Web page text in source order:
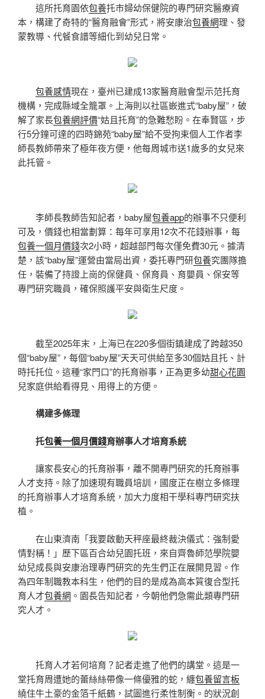
這所托育園依包養托市婦幼保健院的專門研究醫療資
本，構建了奇特的“醫育融會”形式，將安康治包養網理、發
蒙教導、代餐食譜等細化到幼兒日常。
包養感情現在，臺州已建成13家醫育融會型示范托育
機構，完成縣域全籠罩。上海則以社區嵌進式“baby屋”，破
解了家長包養網評價“姑且托育”的急難愁盼。在奉賢區，步
行5分鐘可達的四時錦苑“baby屋”給不受拘束個人工作者李
師長教師帶來了極年夜方便，他每周城市送1歲多的女兒來
此托管。
李師長教師告知記者，baby屋包養app的辦事不只便利
可及，價錢也相當劃算：每年可享用12次不花錢辦事，每
包養一個月價錢次2小時，超越部門每次僅免費30元。據清
楚，該“baby屋”運營由當局出資，委托專門研包養究團隊擔
任，裝備了持證上崗的保健員、保育員、育嬰員、保安等
專門研究職員，確保照護平安與衛生尺度。
截至2025年末，上海已在220多個街鎮建成了跨越350
個“baby屋”，每個“baby屋”天天可供給至多30個姑且托、計
時托托位。這種“家門口”的托育辦事，正為更多幼甜心花園
兒家庭供給看得見、用得上的方便。
構建多條理
托包養一個月價錢育辦事人才培育系統
讓家長安心的托育辦事，離不開專門研究的托育辦事
人才支持。除了加速現有職員培訓，國度正在樹立多條理
的托育辦事人才培育系統，加大力度相干學科專門研究扶
植。
在山東濟南「我要啟動天秤座最終裁決儀式：強制愛
情對稱！」歷下區百合幼兒園托班，來自齊魯師范學院嬰
幼兒成長與安康治理專門研究的先生們正在展開見習。作
為四年制職教本科生，他們的目的是成為高本質復合型托
育人才包養網 。園長告知記者，今朝他們急需此類專門研
究人才。
托育人才若何培育？記者走進了他們的講堂。這是一
堂托育周遭她的蕾絲絲帶像一條優雅的蛇，纏包養留言板
繞住牛土豪的金箔千紙鶴，試圖進行柔性制衡。的狀況創